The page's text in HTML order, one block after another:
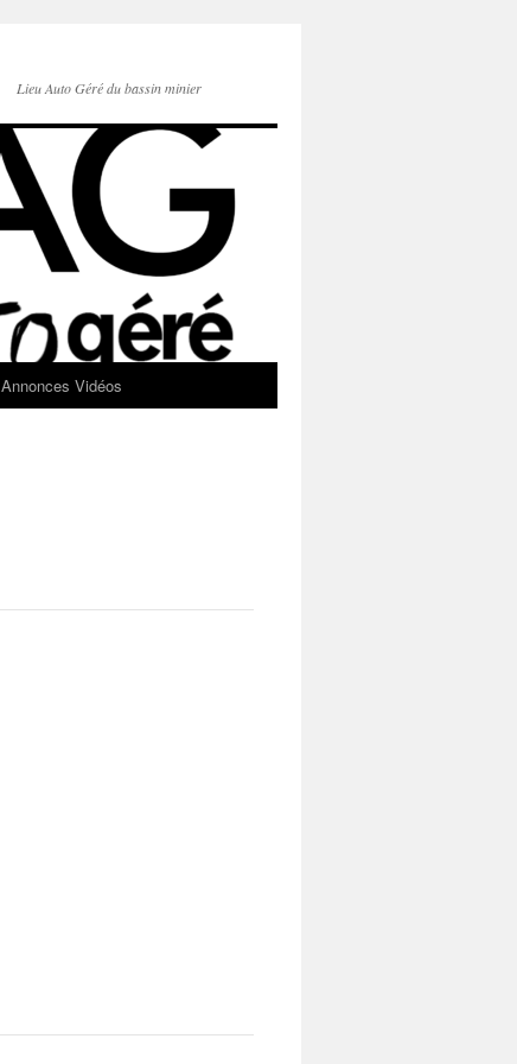
Lieu Auto Géré du bassin minier
Annonces Vidéos